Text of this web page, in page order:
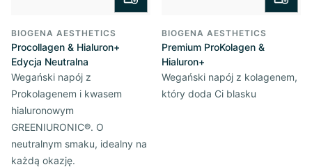
BIOGENA AESTHETICS
Procollagen & Hialuron+
Edycja Neutralna
Wegański napój z
Prokolagenem i kwasem
hialuronowym
GREENIURONIC®. O
neutralnym smaku, idealny na
każdą okazję.
BIOGENA AESTHETICS
Premium ProKolagen &
Hialuron+
Wegański napój z kolagenem,
który doda Ci blasku